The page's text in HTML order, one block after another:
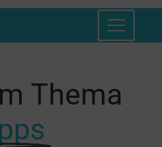
Thema